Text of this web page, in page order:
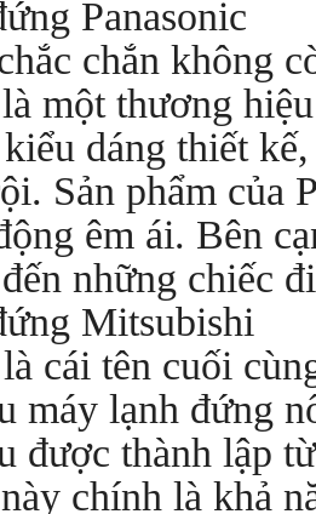
Panasonic
chắn không
một thương
dáng thiết
Sản phẩm của
êm ái. Bên
những chiếc
Mitsubishi
cái tên cuối
máy lạnh đứng
được thành lập
chính là khả